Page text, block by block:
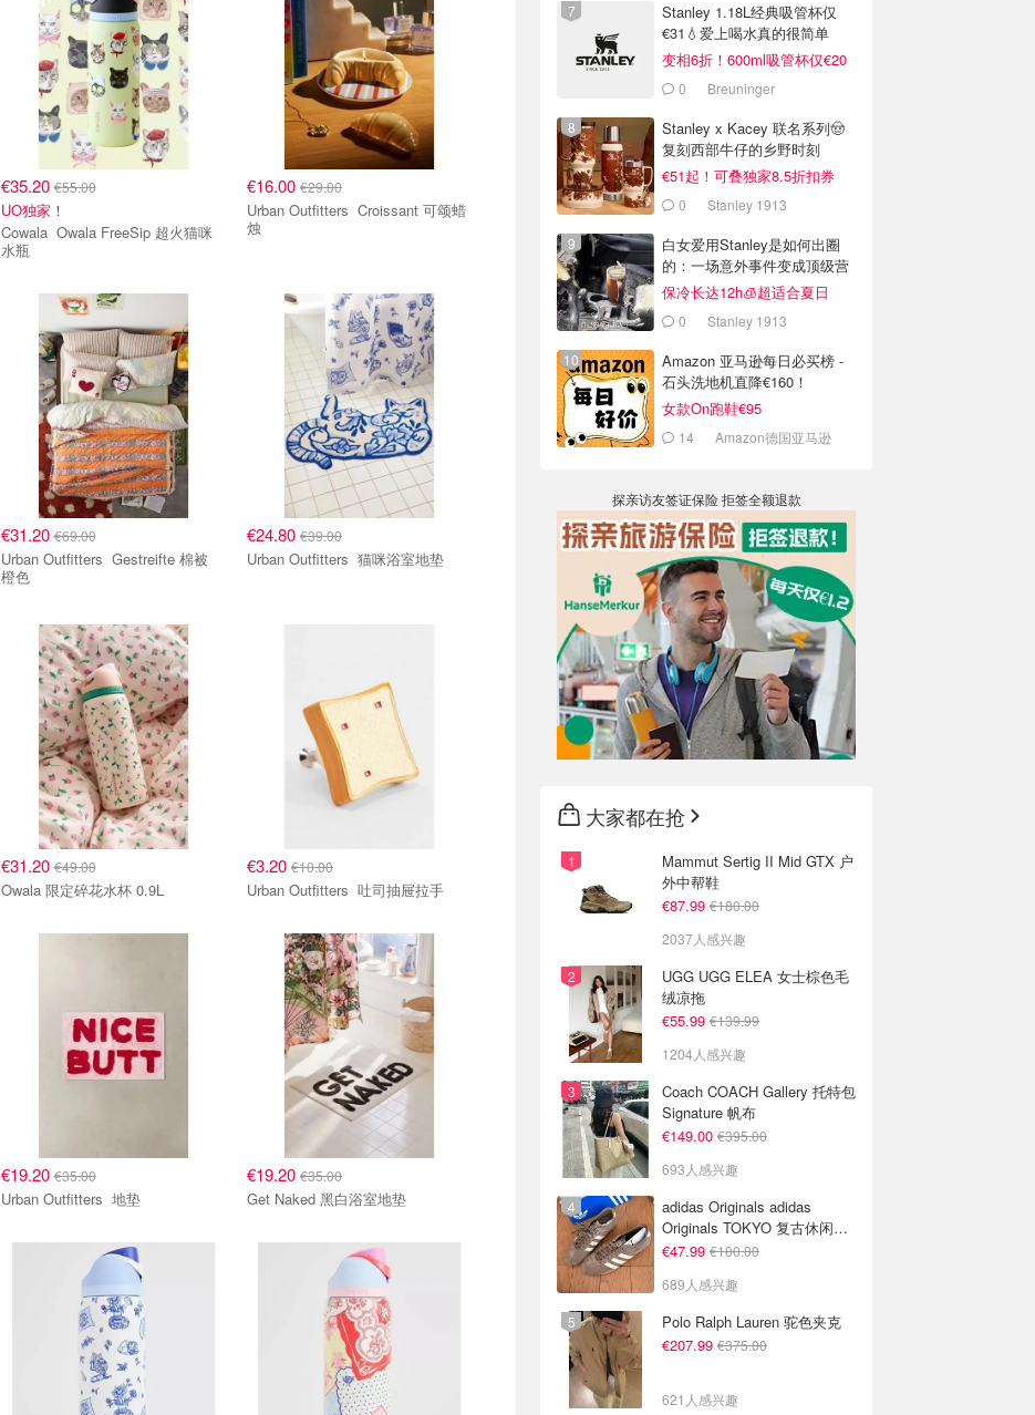
€35.20€55.00
UO独家！
Cowala Owala FreeSip 超火猫咪
水瓶
€16.00 €29.00
Urban Outfitters Croissant 可颂蜡
烛
€31.20€69.00
Urban Outfitters Gestreifte 棉被
橙色
€24.80 €39.00
Urban Outfitters 猫咪浴室地垫
€31.20€49.00
Owala 限定碎花水杯 0.9L
€3.20 €10.00
Urban Outfitters 吐司抽屉拉手
€19.20€35.00
Urban Outfitters 地垫
€19.20 €35.00
Get Naked 黑白浴室地垫
Stanley 1.18L经典吸管杯仅
€31💧爱上喝水真的很简单
变相6折！600ml吸管杯仅€20
0 Breuninger
Stanley x Kacey 联名系列🤠
复刻西部牛仔的乡野时刻
€51起！可叠独家8.5折扣券
0 Stanley 1913
白女爱用Stanley是如何出圈
的：一场意外事件变成顶级营
销案例
保冷长达12h🧊超适合夏日
0 Stanley 1913
Amazon 亚马逊每日必买榜 -
石头洗地机直降€160！
女款On跑鞋€95
14 Amazon德国亚马逊
探亲访友签证保险 拒签全额退款
大家都在抢
Mammut Sertig II Mid GTX 户
外中帮鞋
€87.99 €180.00
2037人感兴趣
UGG UGG ELEA 女士棕色毛
绒凉拖
€55.99 €139.99
1204人感兴趣
Coach COACH Gallery 托特包
Signature 帆布
€149.00 €395.00
693人感兴趣
adidas Originals adidas
Originals TOKYO 复古休闲鞋
深棕色
€47.99 €100.00
689人感兴趣
Polo Ralph Lauren 驼色夹克
€207.99 €375.00
621人感兴趣